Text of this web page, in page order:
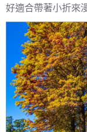
好適合帶著小折來